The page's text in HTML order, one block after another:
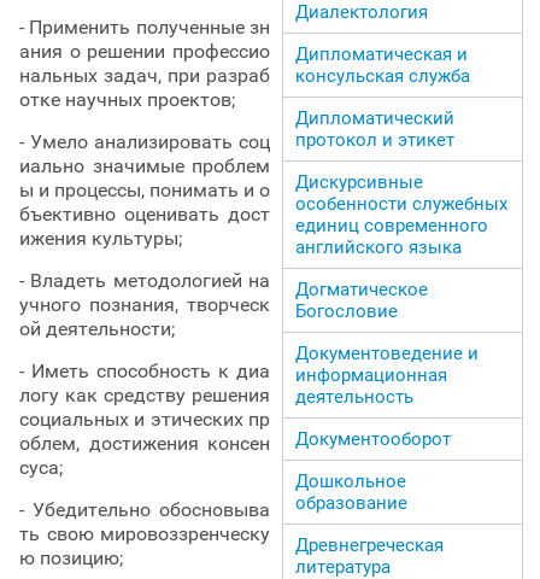
- Применить полученные зн
ания о решении профессио
нальных задач, при разраб
отке научных проектов;
- Умело анализировать соц
иально значимые проблем
ы и процессы, понимать и о
бъективно оценивать дост
ижения культуры;
- Владеть методологией на
учного познания, творческ
ой деятельности;
- Иметь способность к диа
логу как средству решения
социальных и этических пр
облем, достижения консен
суса;
- Убедительно обосновыва
ть свою мировоззренческу
ю позицию;
Диалектология
Дипломатическая и
консульская служба
Дипломатический
протокол и этикет
Дискурсивные
особенности служебных
единиц современного
английского языка
Догматическое
Богословие
Документоведение и
информационная
деятельность
Документооборот
Дошкольное
образование
Древнегреческая
литература